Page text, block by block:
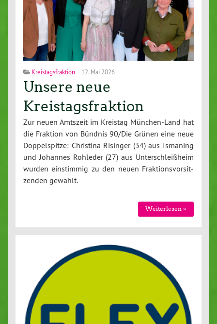
Kreistagsfraktion 12. Mai 2026
Unsere neue
Kreistagsfraktion
Zur neuen Amtszeit im Kreistag Mün­chen-Land hat
die Fraktion von Bündnis 90/Die Grünen eine neue
Dop­pel­spit­ze: Christina Risinger (34) aus Ismaning
und Johannes Rohleder (27) aus Un­ter­schleiß­heim
wurden ein­stim­mig zu den neuen Frak­ti­ons­vor­sit­
zen­den gewählt.
Wei­ter­le­sen »